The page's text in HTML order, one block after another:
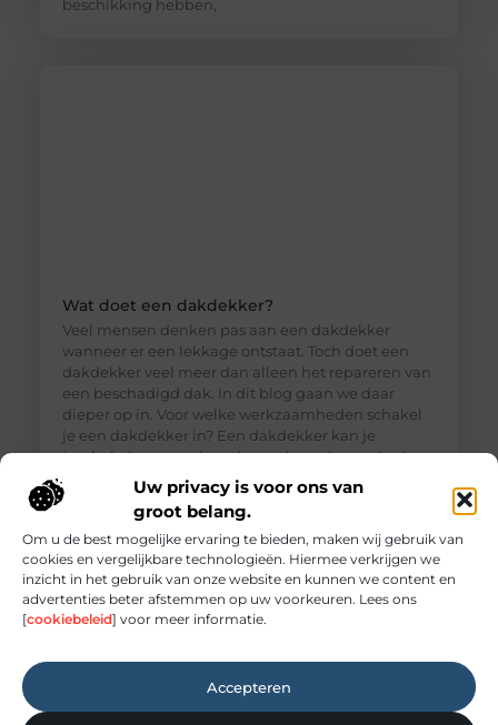
Uw privacy is voor ons van
groot belang.
Om u de best mogelijke ervaring te bieden, maken wij gebruik van
cookies en vergelijkbare technologieën. Hiermee verkrijgen we
inzicht in het gebruik van onze website en kunnen we content en
advertenties beter afstemmen op uw voorkeuren. Lees ons
[cookiebeleid] voor meer informatie.
Accepteren
beschikking hebben,
Wat doet een dakdekker?
Veel mensen denken pas aan een dakdekker
wanneer er een lekkage ontstaat. Toch doet een
dakdekker veel meer dan alleen het repareren van
een beschadigd dak. In dit blog gaan we daar
dieper op in. Voor welke werkzaamheden schakel
je een dakdekker in? Een dakdekker kan je
inschakelen voor uiteenlopende werkzaamheden,
zoals: · Het opsporen en repareren